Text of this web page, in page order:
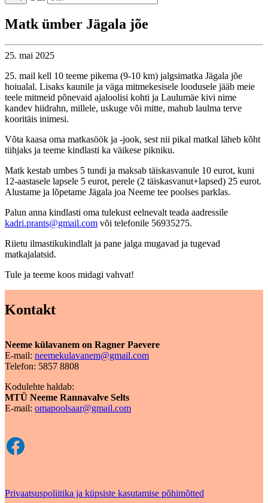
Matk ümber Jägala jõe
25. mai 2025
25. mail kell 10 teeme pikema (9-10 km) jalgsimatka Jägala jõe
hoiualal. Lisaks kaunile ja väga mitmekesisele loodusele jääb meie
teele mitmeid põnevaid ajaloolisi kohti ja Laulumäe kivi nime
kandev hiidrahn, millele, uskuge või mitte, mahub laulma terve
kooritäis inimesi.
Võta kaasa oma matkasöök ja -jook, sest nii pikal matkal läheb kõht
tühjaks ja teeme kindlasti ka väikese pikniku.
Matk kestab umbes 5 tundi ja maksab täiskasvanule 10 eurot, kuni
12-aastasele lapsele 5 eurot, perele (2 täiskasvanut+lapsed) 25 eurot.
Alustame ja lõpetame Jägala joa Neeme tee poolses parklas.
Palun anna kindlasti oma tulekust eelnevalt teada aadressile
kadri.prants@gmail.com või telefonile 56935275.
Riietu ilmastikukindlalt ja pane jalga mugavad ja tugevad
matkajalatsid.
Tule ja teeme koos midagi vahvat!
Kontakt
Neeme külavanem on Ragner Paevere
E-mail: neemekulavanem@gmail.com
Telefon: 5857 8808
Kodulehte haldab:
MTÜ Neeme Rannavalve Selts
E-mail: omapoolsaar@gmail.com
Facebook
Privaatsuspoliitika ja küpsiste kasutamise põhimõtted